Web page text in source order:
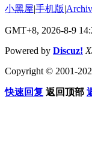
小黑屋|手机版|
GMT+8, 2026-8-9
Powered by Discuz!
Copyright © 2001-
快速回复 返回顶部